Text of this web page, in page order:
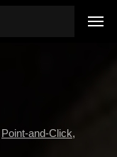
Point-and-Click,